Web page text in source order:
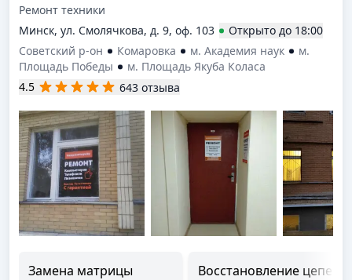
Ремонт техники
Минск, ул. Смолячкова, д. 9, оф. 103
Открыто до 18:00
Советский р-он
Комаровка м. Академия наук
м.
Площадь Победы
м. Площадь Якуба Коласа
4.5
643 отзыва
Замена матрицы
Восстановление цепей